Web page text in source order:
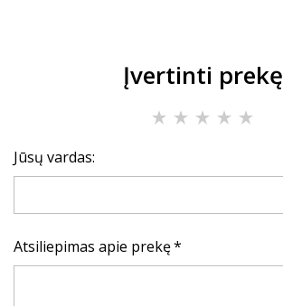
Įvertinti prekę
Jūsų vardas:
Atsiliepimas apie prekę